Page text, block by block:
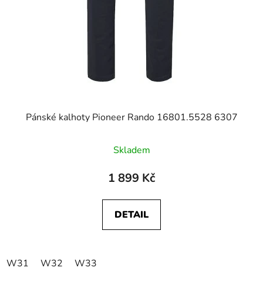
Pánské kalhoty Pioneer Rando 16801.5528 6307
Skladem
1 899 Kč
DETAIL
W31 W32 W33